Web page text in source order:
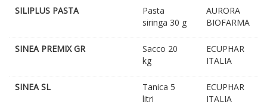
SILIPLUS PASTA
Pasta
siringa 30 g
AURORA
BIOFARMA
SINEA PREMIX GR
Sacco 20
kg
ECUPHAR
ITALIA
SINEA SL
Tanica 5
litri
ECUPHAR
ITALIA